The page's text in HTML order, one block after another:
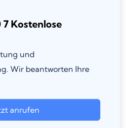
Kostenlose
und
Wir beantworten Ihre
anrufen